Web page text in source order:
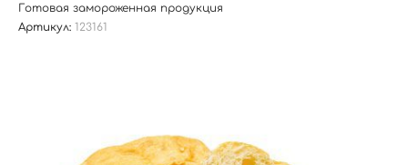
Готовая замороженная продукция
Артикул: 123161